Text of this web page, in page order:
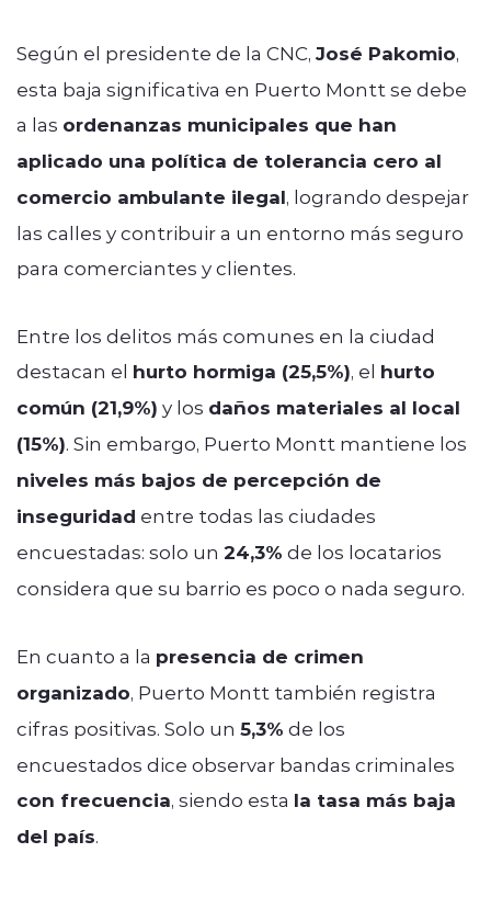
Según el presidente de la CNC, José Pakomio,
esta baja significativa en Puerto Montt se debe
a las ordenanzas municipales que han
aplicado una política de tolerancia cero al
comercio ambulante ilegal, logrando despejar
las calles y contribuir a un entorno más seguro
para comerciantes y clientes.
Entre los delitos más comunes en la ciudad
destacan el hurto hormiga (25,5%), el hurto
común (21,9%) y los daños materiales al local
(15%). Sin embargo, Puerto Montt mantiene los
niveles más bajos de percepción de
inseguridad entre todas las ciudades
encuestadas: solo un 24,3% de los locatarios
considera que su barrio es poco o nada seguro.
En cuanto a la presencia de crimen
organizado, Puerto Montt también registra
cifras positivas. Solo un 5,3% de los
encuestados dice observar bandas criminales
con frecuencia, siendo esta la tasa más baja
del país.